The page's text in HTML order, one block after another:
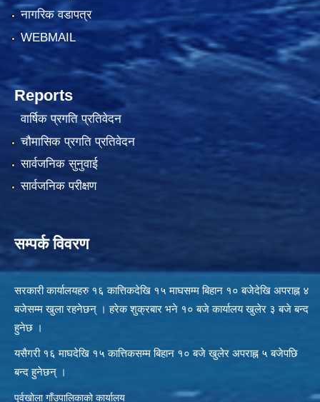
नागरिक वडापत्र
WEBMAIL
Reports
वार्षिक प्रगति प्रतिवेदन
चौमासिक प्रगति प्रतिवेदन
सार्वजनिक सुनुवाई
सार्वजनिक परीक्षण
सम्पर्क विवरण
सरकारी कार्यालयहरु १६ कात्तिकदेखि १५ माघसम्म बिहान १० बजेदेखि अपराह्न ४
बजेसम्म खुला रहनेछन् । हरेक शुक्रबार भने १० बजे कार्यालय खुलेर ३ बजे बन्द
हुनेछ ।
यसैगरी १६ माघदेखि १५ कात्तिकसम्म बिहान १० बजे खुलेर अपराह्न ५ बजेपछि
बन्द हुनेछन् ।
पूर्वखोला गाँउपालिकाको कार्यालय